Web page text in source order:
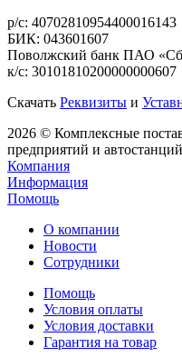
р/с: 40702810954400016143
БИК: 043601607
Поволжский банк ПАО
к/с: 30101810200000000607
Скачать Реквизиты и
2026 © Комплексные
предприятий и
Компания
Информация
Помощь
О компании
Новости
Сотрудники
Помощь
Условия оплаты
Условия доставки
Гарантия на товар